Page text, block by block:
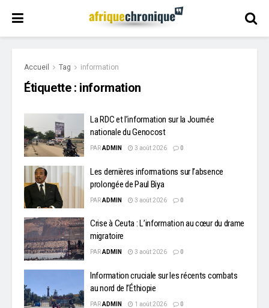
Accueil Tag information
Étiquette : information
La RDC et l’information sur la Journée
nationale du Genocost
PARADMIN 3 août 2026 0
Les dernières informations sur l’absence
prolongée de Paul Biya
PARADMIN 3 août 2026 0
Crise à Ceuta : L’information au cœur du drame
migratoire
PARADMIN 3 août 2026 0
Information cruciale sur les récents combats
au nord de l’Éthiopie
PARADMIN 1 août 2026 0